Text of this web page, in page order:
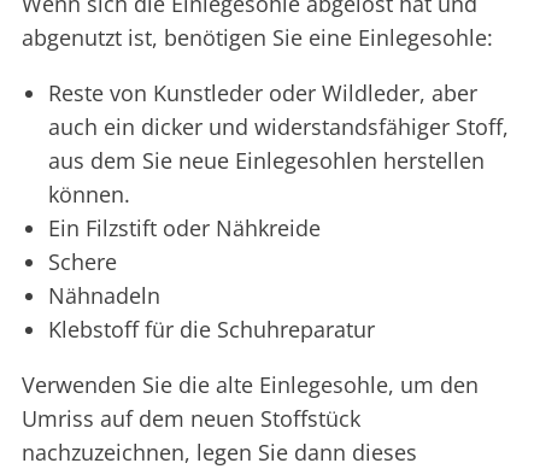
abgenutzt ist, benötigen Sie eine Einlegesohle:
Reste von Kunstleder oder Wildleder, aber
auch ein dicker und widerstandsfähiger Stoff,
aus dem Sie neue Einlegesohlen herstellen
können.
Ein Filzstift oder Nähkreide
Schere
Nähnadeln
Klebstoff für die Schuhreparatur
Verwenden Sie die alte Einlegesohle, um den
Umriss auf dem neuen Stoffstück
nachzuzeichnen, legen Sie dann dieses